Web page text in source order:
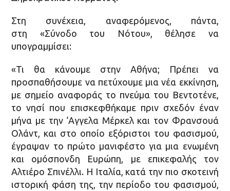
Στη συνέχεια, αναφερόμενος, πάντα,
στη «Σύνοδο του Νότου», θέλησε να
υπογραμμίσει:
«Τι θα κάνουμε στην Αθήνα; Πρέπει να
προσπαθήσουμε να πετύχουμε μια νέα εκκίνηση,
με σημείο αναφοράς το πνεύμα του Βεντοτένε,
το νησί που επισκεφθήκαμε πριν σχεδόν έναν
μήνα με την ‘Αγγελα Μέρκελ και τον Φρανσουά
Ολάντ, και στο οποίο εξόριστοι του φασισμού,
έγραψαν το πρώτο μανιφέστο για μια ενωμένη
και ομόσπονδη Ευρώπη, με επικεφαλής τον
Αλτιέρο Σπινέλλι. Η Ιταλία, κατά την πιο σκοτεινή
ιστορική φάση της, την περίοδο του φασισμού,